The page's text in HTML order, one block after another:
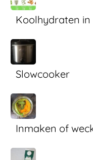
Koolhydraten in
Slowcooker
Inmaken of